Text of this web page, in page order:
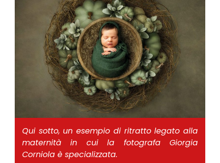
Qui sotto, un esempio di ritratto legato alla
maternità in cui la fotografa Giorgia
Corniola è specializzata.